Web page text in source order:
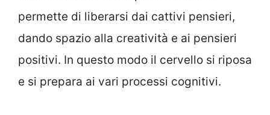
permette di liberarsi dai cattivi pensieri,
dando spazio alla creatività e ai pensieri
positivi. In questo modo il cervello si riposa
e si prepara ai vari processi cognitivi.